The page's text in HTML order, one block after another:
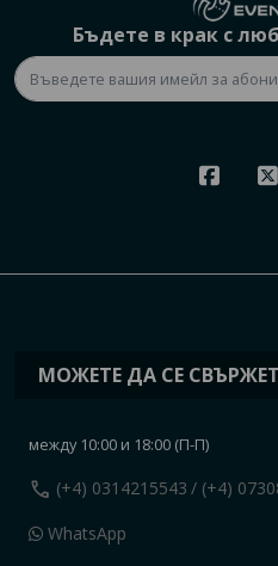
Бъдете в крак с
МОЖЕТЕ ДА СЕ
между 10:00 и 18:00 (П-П)
call (+4) 0314215543 / (+4)
WhatsApp